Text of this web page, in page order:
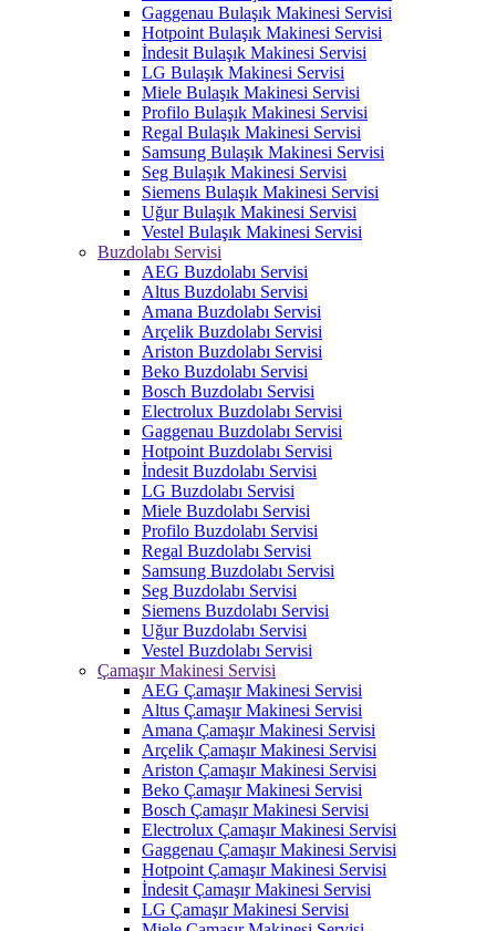
Gaggenau Bulaşık Makinesi Servisi
Hotpoint Bulaşık Makinesi Servisi
İndesit Bulaşık Makinesi Servisi
LG Bulaşık Makinesi Servisi
Miele Bulaşık Makinesi Servisi
Profilo Bulaşık Makinesi Servisi
Regal Bulaşık Makinesi Servisi
Samsung Bulaşık Makinesi Servisi
Seg Bulaşık Makinesi Servisi
Siemens Bulaşık Makinesi Servisi
Uğur Bulaşık Makinesi Servisi
Vestel Bulaşık Makinesi Servisi
Buzdolabı Servisi
AEG Buzdolabı Servisi
Altus Buzdolabı Servisi
Amana Buzdolabı Servisi
Arçelik Buzdolabı Servisi
Ariston Buzdolabı Servisi
Beko Buzdolabı Servisi
Bosch Buzdolabı Servisi
Electrolux Buzdolabı Servisi
Gaggenau Buzdolabı Servisi
Hotpoint Buzdolabı Servisi
İndesit Buzdolabı Servisi
LG Buzdolabı Servisi
Miele Buzdolabı Servisi
Profilo Buzdolabı Servisi
Regal Buzdolabı Servisi
Samsung Buzdolabı Servisi
Seg Buzdolabı Servisi
Siemens Buzdolabı Servisi
Uğur Buzdolabı Servisi
Vestel Buzdolabı Servisi
Çamaşır Makinesi Servisi
AEG Çamaşır Makinesi Servisi
Altus Çamaşır Makinesi Servisi
Amana Çamaşır Makinesi Servisi
Arçelik Çamaşır Makinesi Servisi
Ariston Çamaşır Makinesi Servisi
Beko Çamaşır Makinesi Servisi
Bosch Çamaşır Makinesi Servisi
Electrolux Çamaşır Makinesi Servisi
Gaggenau Çamaşır Makinesi Servisi
Hotpoint Çamaşır Makinesi Servisi
İndesit Çamaşır Makinesi Servisi
LG Çamaşır Makinesi Servisi